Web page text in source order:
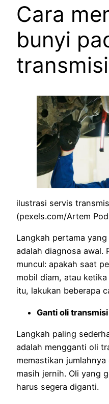
Cara
bunyi
ilustrasi servis
(pexels.com/Artem
Langkah pertama
adalah diagnosa awal.
muncul: apakah saat
mobil diam, atau
itu, lakukan beberapa
Ganti oli
Langkah paling
adalah mengganti oli
memastikan
masih jernih. Oli yang
harus segera diganti.